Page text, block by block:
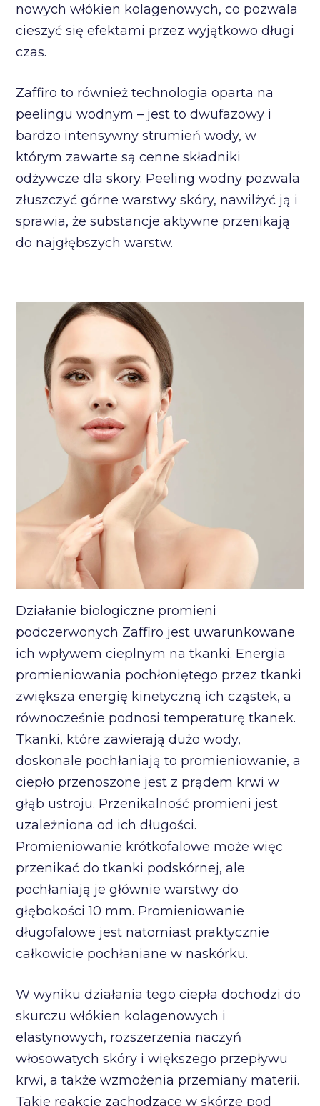
nowych włókien kolagenowych, co pozwala
cieszyć się efektami przez wyjątkowo długi
czas.
Zaffiro to również technologia oparta na
peelingu wodnym – jest to dwufazowy i
bardzo intensywny strumień wody, w
którym zawarte są cenne składniki
odżywcze dla skory. Peeling wodny pozwala
złuszczyć górne warstwy skóry, nawilżyć ją i
sprawia, że substancje aktywne przenikają
do najgłębszych warstw.
Działanie biologiczne promieni
podczerwonych Zaffiro jest uwarunkowane
ich wpływem cieplnym na tkanki. Energia
promieniowania pochłoniętego przez tkanki
zwiększa energię kinetyczną ich cząstek, a
równocześnie podnosi temperaturę tkanek.
Tkanki, które zawierają dużo wody,
doskonale pochłaniają to promieniowanie, a
ciepło przenoszone jest z prądem krwi w
głąb ustroju. Przenikalność promieni jest
uzależniona od ich długości.
Promieniowanie krótkofalowe może więc
przenikać do tkanki podskórnej, ale
pochłaniają je głównie warstwy do
głębokości 10 mm. Promieniowanie
długofalowe jest natomiast praktycznie
całkowicie pochłaniane w naskórku.
W wyniku działania tego ciepła dochodzi do
skurczu włókien kolagenowych i
elastynowych, rozszerzenia naczyń
włosowatych skóry i większego przepływu
krwi, a także wzmożenia przemiany materii.
Takie reakcje zachodzące w skórze pod